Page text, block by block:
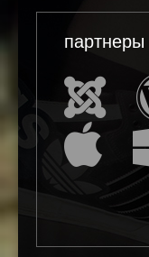
партнеры